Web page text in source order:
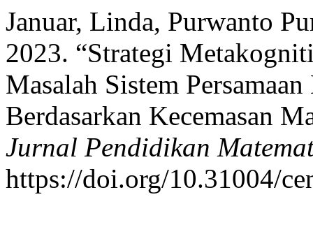
Januar, Linda, Purwanto
2023. “Strategi
Masalah Sistem
Berdasarkan Kecemasan
Jurnal Pendidikan
https://doi.org/10.31004/